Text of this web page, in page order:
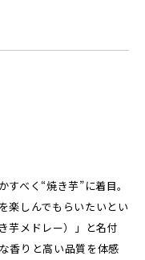
べく“焼き芋”に着目。
楽しんでもらいたいとい
芋メドレー）」と名付
香りと高い品質を体感